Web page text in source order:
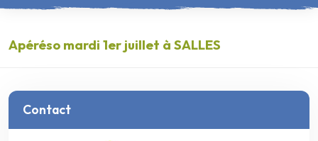
Apéréso mardi 1er juillet à SALLES
Contact